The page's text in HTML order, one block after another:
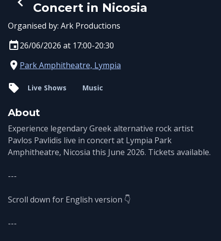
Concert in Nicosia
Organised by: Ark Productions
26/06/2026 at 17:00-20:30
Park Amphitheatre, Lympia
Live Shows Music
About
Experience legendary Greek alternative rock artist
Pavlos Pavlidis live in concert at Lympia Park
Amphitheatre, Nicosia this June 2026. Tickets available.
---
Scroll down for English version 👇
---